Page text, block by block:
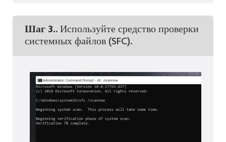
Шаг 3.. Используйте средство проверки
системных файлов (SFC).